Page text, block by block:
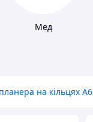
Мед
на кільцях А6